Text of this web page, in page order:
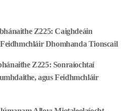
Z225: Caighdeáin
Dhomhanda Tionscail
Z225: Sonraíochtaí
agus Feidhmchláir